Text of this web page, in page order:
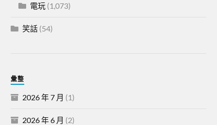
電玩 (1,073)
笑話 (54)
彙整
2026 年 7 月 (1)
2026 年 6 月 (2)